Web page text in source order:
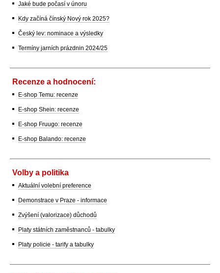
Jaké bude počasí v únoru
Kdy začíná čínský Nový rok 2025?
Český lev: nominace a výsledky
Termíny jarních prázdnin 2024/25
Recenze a hodnocení:
E-shop Temu: recenze
E-shop Shein: recenze
E-shop Fruugo: recenze
E-shop Balando: recenze
Volby a politika
Aktuální volební preference
Demonstrace v Praze - informace
Zvýšení (valorizace) důchodů
Platy státních zaměstnanců - tabulky
Platy policie - tarify a tabulky